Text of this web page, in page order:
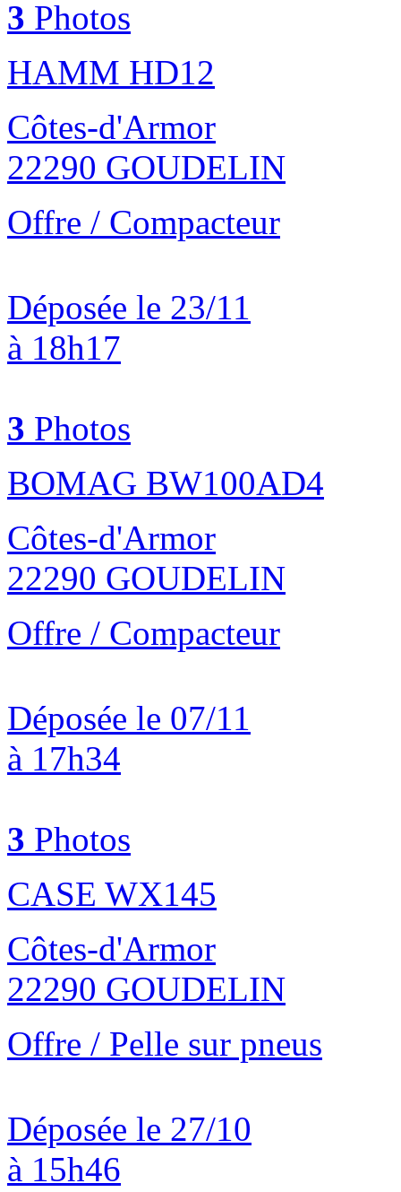
3 Photos
HAMM HD12
Côtes-d'Armor
22290 GOUDELIN
Offre / Compacteur
Déposée le 23/11
à 18h17
3 Photos
BOMAG BW100AD4
Côtes-d'Armor
22290 GOUDELIN
Offre / Compacteur
Déposée le 07/11
à 17h34
3 Photos
CASE WX145
Côtes-d'Armor
22290 GOUDELIN
Offre / Pelle sur pneus
Déposée le 27/10
à 15h46